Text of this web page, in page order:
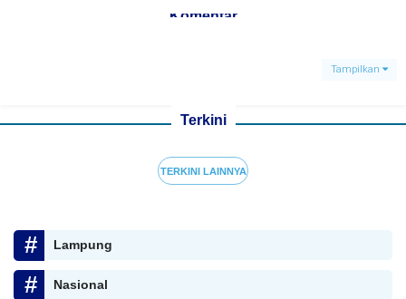
Komentar
Tampilkan
Terkini
TERKINI LAINNYA
Lampung
Nasional